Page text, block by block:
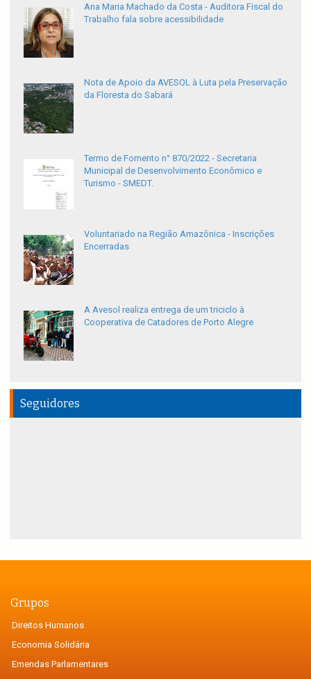
Ana Maria Machado da Costa - Auditora Fiscal do
Trabalho fala sobre acessibilidade
Nota de Apoio da AVESOL à Luta pela Preservação
da Floresta do Sabará
Termo de Fomento n° 870/2022 - Secretaria
Municipal de Desenvolvimento Econômico e
Turismo - SMEDT.
Voluntariado na Região Amazônica - Inscrições
Encerradas
A Avesol realiza entrega de um triciclo à
Cooperativa de Catadores de Porto Alegre
Seguidores
Grupos
Direitos Humanos
Economia Solidária
Emendas Parlamentares